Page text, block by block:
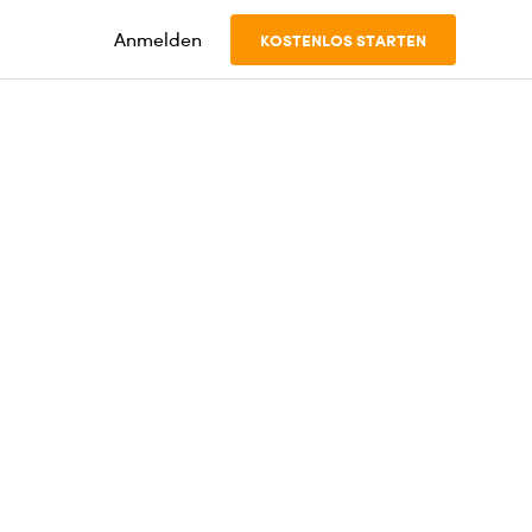
Anmelden KOSTENLOS STARTEN